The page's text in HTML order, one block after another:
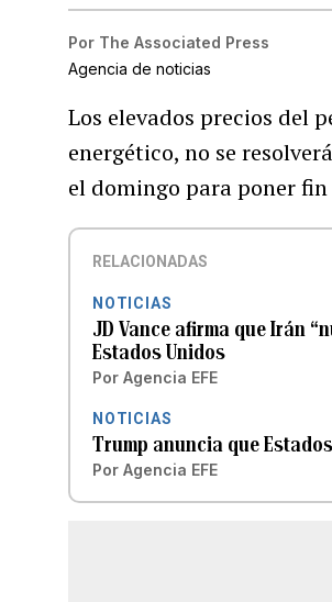
Por The Associated Press
Agencia de noticias
Los elevados precios del
energético, no se
el domingo para poner
RELACIONADAS
NOTICIAS
JD Vance afirma que Irán
Estados Unidos
Por Agencia EFE
NOTICIAS
Trump anuncia que
Por Agencia EFE